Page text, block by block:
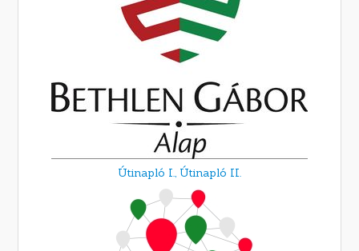
Útinapló I., Útinapló II.